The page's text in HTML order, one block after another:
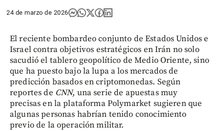
24 de marzo de 2026
El reciente bombardeo conjunto de Estados Unidos e
Israel contra objetivos estratégicos en Irán no solo
sacudió el tablero geopolítico de Medio Oriente, sino
que ha puesto bajo la lupa a los mercados de
predicción basados en criptomonedas. Según
reportes de CNN, una serie de apuestas muy
precisas en la plataforma Polymarket sugieren que
algunas personas habrían tenido conocimiento
previo de la operación militar.